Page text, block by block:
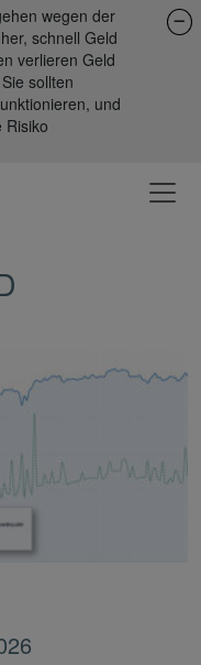
wegen der
schnell Geld
verlieren Geld
sollten
und
Risiko